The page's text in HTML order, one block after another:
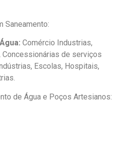
Saneamento:
Comércio Industrias,
Concessionárias de serviços
Escolas, Hospitais,
de Água e Poços Artesianos: